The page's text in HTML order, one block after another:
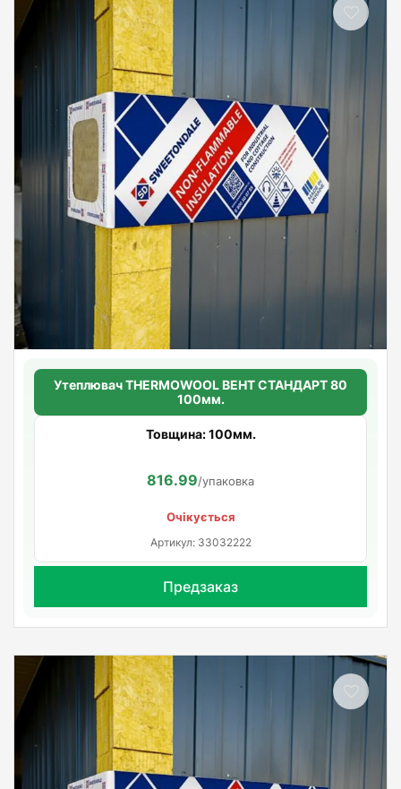
Утеплювач THERMOWOOL ВЕНТ СТАНДАРТ 80
100мм.
Товщина: 100мм.
816.99/упаковка
Очікується
Артикул: 33032222
Предзаказ